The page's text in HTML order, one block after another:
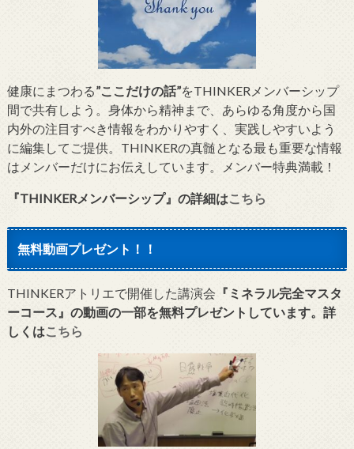
健康にまつわる”ここだけの話”をTHINKERメンバーシップ
間で共有しよう。身体から精神まで、あらゆる角度から国
内外の注目すべき情報をわかりやすく、実践しやすいよう
に編集してご提供。THINKERの真髄となる最も重要な情報
はメンバーだけにお伝えしています。メンバー特典満載！
『THINKERメンバーシップ』 の詳細はこちら
無料動画プレゼント！！
THINKERアトリエで開催した講演会 『ミネラル完全マスタ
ーコース』の動画の一部を無料プレゼントしています。詳
しくはこちら